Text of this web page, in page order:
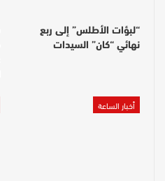
“لبؤات الأطلس” إلى ربع
نهائي “كان” السيدات
أخبار الساعة